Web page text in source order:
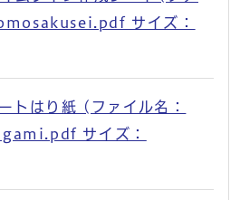
サイズ：
トはり紙 (ファイル名：
サイズ：